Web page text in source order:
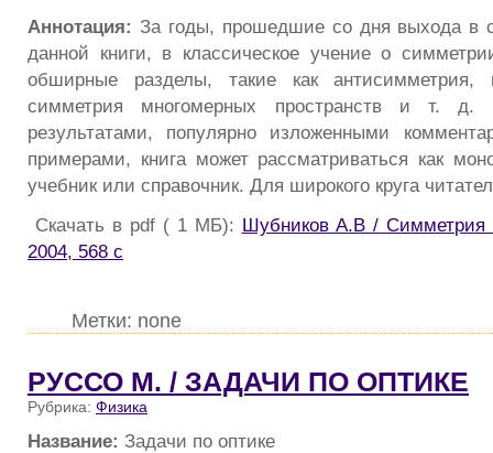
Аннотация: За годы, прошедшие со дня выхода в
данной книги, в классическое учение о
обширные разделы, такие как антисимметрия,
симметрия многомерных пространств и т. д.
результатами, популярно изложенными
примерами, книга может рассматриваться как
учебник или справочник. Для широкого круга
Скачать в pdf ( 1 МБ): Шубников А.В / Симметрия
2004, 568 с
Метки: none
РУССО М. / ЗАДАЧИ ПО ОПТИКЕ
Рубрика: Физика
Название: Задачи по оптике